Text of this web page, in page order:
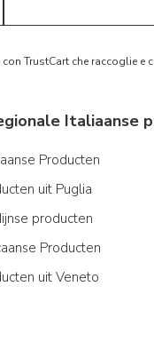
TrustCart che raccoglie
Producten
uit Puglia
producten
Producten
uit Veneto